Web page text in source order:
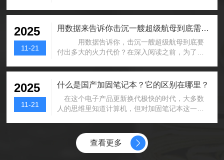
2025
11-21
用数据来告诉你击沉一艘超级航母到底需要付
用数据告诉你，击沉一艘超级航母到底要
付出多大的火力代价？在深入阅读之前，为了方
2025
11-21
什么是国产加固笔记本？它的区别在哪里？
在这个电子产品更新换代极快的时代，大多数
人的思维里知道计算机，但对加固笔记本这一词
查看更多